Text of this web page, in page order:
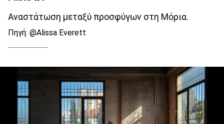
Αναστάτωση μεταξύ προσφύγων στη Μόρια.
Πηγή: @Alissa Everett